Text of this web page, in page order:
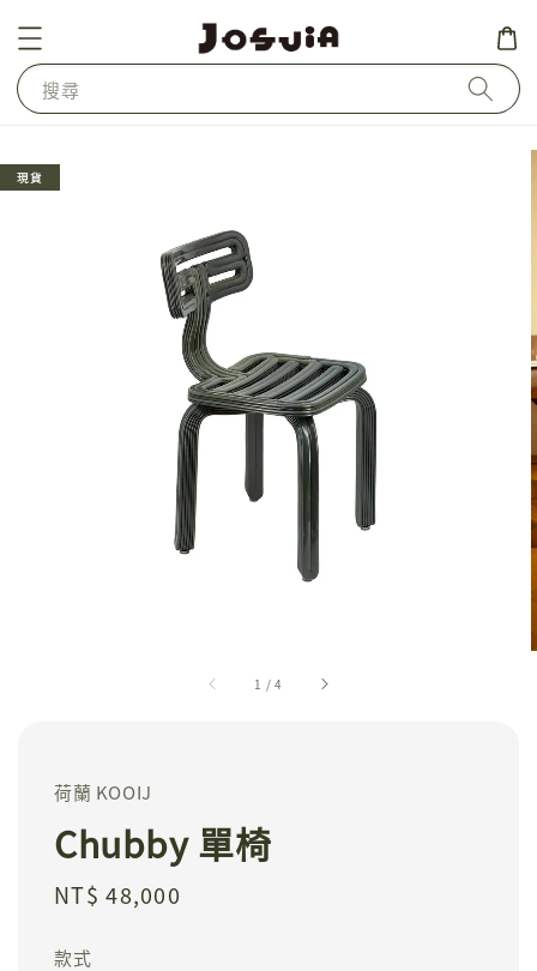
搜尋
1 /4
現貨
荷蘭 KOOIJ
Chubby 單椅
Regular
NT$ 48,000
款式